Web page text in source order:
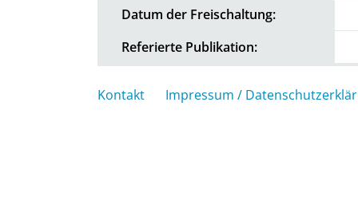
Datum der Freischaltung:
Referierte Publikation:
Kontakt Impressum /